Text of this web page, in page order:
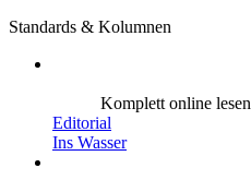
Standards & Kolumnen
Komplett online lesen
Editorial
Ins Wasser